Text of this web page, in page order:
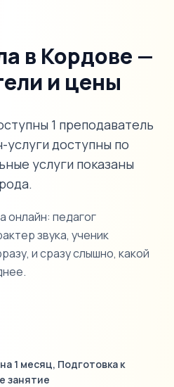
в Кордове —
и цены
1 преподаватель
доступны по
услуги показаны
онлайн: педагог
звука, ученик
и сразу слышно, какой
1 месяц, Подготовка к
занятие